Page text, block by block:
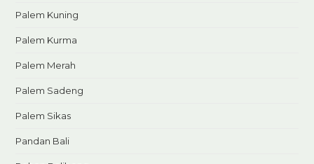
Palem Kuning
Palem Kurma
Palem Merah
Palem Sadeng
Palem Sikas
Pandan Bali